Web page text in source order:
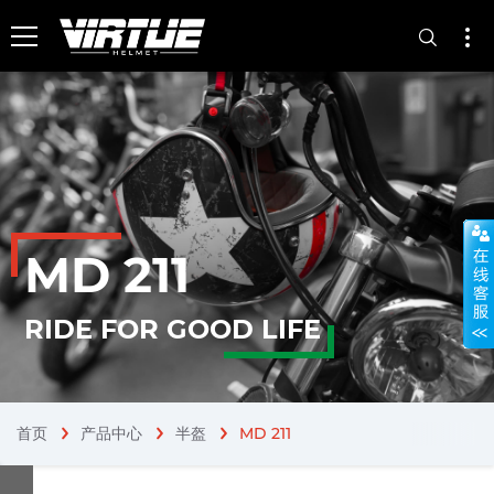
MD 211
RIDE FOR GOOD LIFE
首页 chevron_right
产品中心 半盔 MD 211